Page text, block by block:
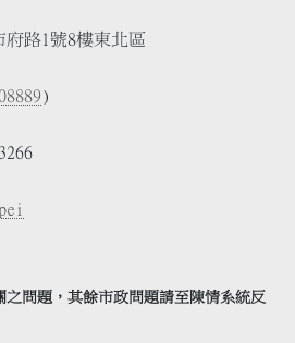
府路1號8樓東北區
)
之問題，其餘市政問題請至陳情系統反